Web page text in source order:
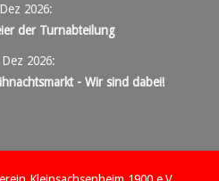
2026:
der Turnabteilung
2026:
- Wir sind dabei!